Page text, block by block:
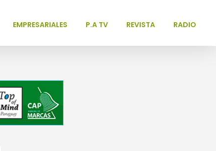
EMPRESARIALES P.A TV REVISTA RADIO